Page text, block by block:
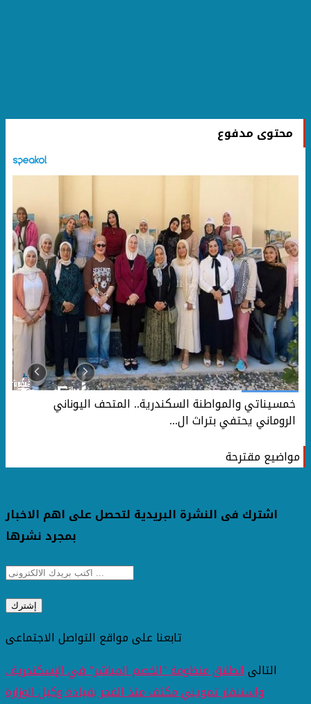
محتوى مدفوع
خمسيناتي والمواطنة السكندرية.. المتحف اليوناني
الروماني يحتفي بتراث ال...
مواضيع مقترحة
اشترك فى النشرة البريدية لتحصل على اهم الاخبار
بمجرد نشرها
تابعنا على مواقع التواصل الاجتماعى
التالىانطلاق منظومة "الخصم المباشر" في الإسكندرية..
واستنفار تمويني مكثف منذ الفجر بقيادة وكيل الوزارة